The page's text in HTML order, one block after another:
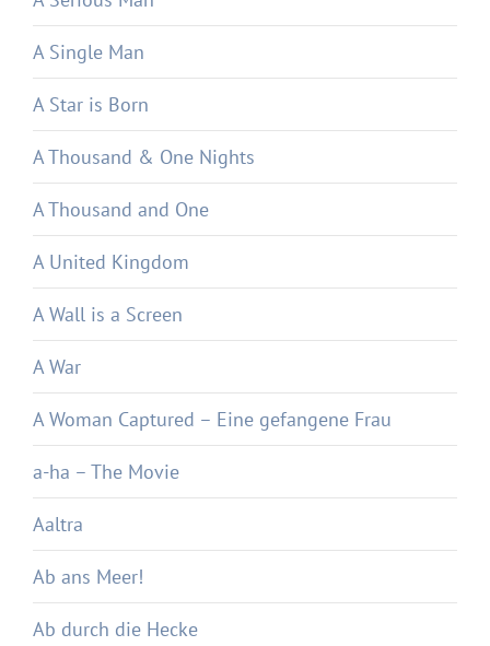
A Single Man
A Star is Born
A Thousand & One Nights
A Thousand and One
A United Kingdom
A Wall is a Screen
A War
A Woman Captured – Eine gefangene Frau
a-ha – The Movie
Aaltra
Ab ans Meer!
Ab durch die Hecke